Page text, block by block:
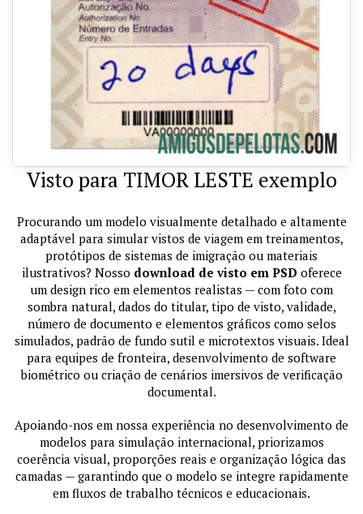
Visto para TIMOR LESTE exemplo
Procurando um modelo visualmente detalhado e altamente
adaptável para simular vistos de viagem em treinamentos,
protótipos de sistemas de imigração ou materiais
ilustrativos? Nosso download de visto em PSD oferece
um design rico em elementos realistas — com foto com
sombra natural, dados do titular, tipo de visto, validade,
número de documento e elementos gráficos como selos
simulados, padrão de fundo sutil e microtextos visuais. Ideal
para equipes de fronteira, desenvolvimento de software
biométrico ou criação de cenários imersivos de verificação
documental.
Apoiando-nos em nossa experiência no desenvolvimento de
modelos para simulação internacional, priorizamos
coerência visual, proporções reais e organização lógica das
camadas — garantindo que o modelo se integre rapidamente
em fluxos de trabalho técnicos e educacionais.